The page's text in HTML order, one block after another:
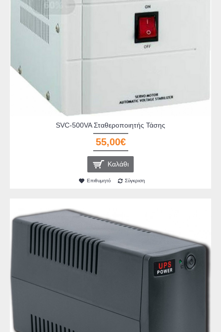
SVC-500VA Σταθεροποιητής Τάσης
55,00€
Καλάθι
Επιθυμητό Σύγκριση